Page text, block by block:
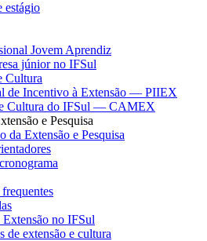
estágio
Jovem Aprendiz
júnior no IFSul
Cultura
de Incentivo à Extensão — PIIEX
e Cultura do IFSul — CAMEX
e Pesquisa
da Extensão e Pesquisa
no IFSul
de extensão e cultura